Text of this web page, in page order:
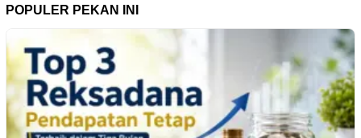
POPULER PEKAN INI